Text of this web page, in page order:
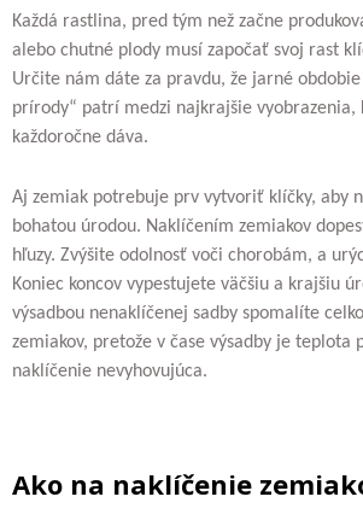
Každá rastlina, pred tým než začne
alebo chutné plody musí započať svoj rast
Určite nám dáte za pravdu, že jarné
prírody“ patrí medzi najkrajšie
každoročne dáva.
Aj zemiak potrebuje prv vytvoriť klíčky, aby
bohatou úrodou. Naklíčením zemiakov
hľuzy. Zvýšite odolnosť voči chorobám, a
Koniec koncov vypestujete väčšiu a krajšiu
výsadbou nenaklíčenej sadby spomalíte
zemiakov, pretože v čase výsadby je teplota
naklíčenie nevyhovujúca.
Ako na naklíčenie